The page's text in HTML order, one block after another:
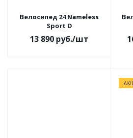
Велосипед 24 Nameless
Sport D
13 890 руб./шт